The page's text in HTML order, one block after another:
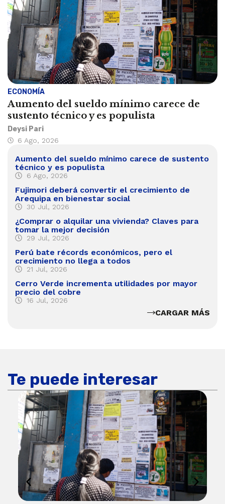
ECONOMÍA
Aumento del sueldo mínimo carece de
sustento técnico y es populista
Deysi Pari
6 Ago, 2026
Aumento del sueldo mínimo carece de sustento
técnico y es populista
6 Ago, 2026
Fujimori deberá convertir el crecimiento de
Arequipa en bienestar social
30 Jul, 2026
¿Comprar o alquilar una vivienda? Claves para
tomar la mejor decisión
29 Jul, 2026
Perú bate récords económicos, pero el
crecimiento no llega a todos
21 Jul, 2026
Cerro Verde incrementa utilidades por mayor
precio del cobre
16 Jul, 2026
CARGAR MÁS
Te puede interesar